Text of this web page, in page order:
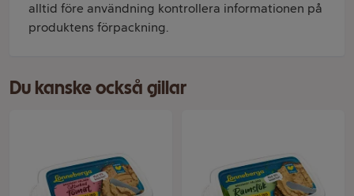
alltid före användning kontrollera informationen på
produktens förpackning.
Du kanske också gillar